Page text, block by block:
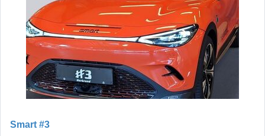
Smart #3